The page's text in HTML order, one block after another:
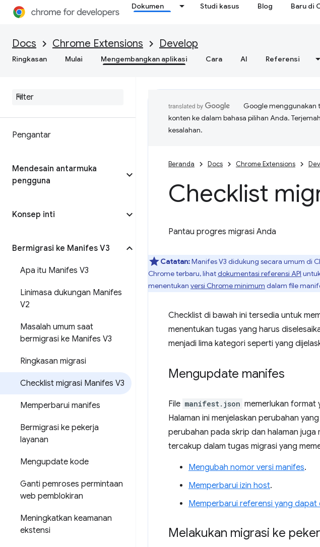
Dokumen Studi kasus Blog Baru di
Docs Chrome Extensions Develop
Ringkasan Mulai Mengembangkan aplikasi Cara AI Referensi
Pengantar
Mendesain antarmuka
pengguna
Konsep inti
Bermigrasi ke Manifes V3
Apa itu Manifes V3
Linimasa dukungan Manifes
V2
Masalah umum saat
bermigrasi ke Manifes V3
Ringkasan migrasi
Checklist migrasi Manifes V3
Memperbarui manifes
Bermigrasi ke pekerja
layanan
Mengupdate kode
Ganti pemroses permintaan
web pemblokiran
Meningkatkan keamanan
ekstensi
Google menggunakan
konten ke dalam bahasa pilihan Anda.
kesalahan.
Beranda Docs Chrome Extensions
Checklist
Pantau progres migrasi Anda
Catatan:Manifes V3 didukung secara umum di
Chrome terbaru, lihatdokumentasi referensi API
menentukan versi Chrome minimum dalam file
Checklist di bawah ini tersedia untuk
menentukan tugas yang harus
menjadi lima kategori seperti yang
Mengupdate manifes
File manifest.json memerlukan format
Halaman ini menjelaskan perubahan
perubahan pada skrip dan halaman
tercakup dalam tugas migrasi yang
Mengubah nomor versi manifes.
Memperbarui izin host.
Memperbarui referensi yang dapat
Melakukan migrasi ke